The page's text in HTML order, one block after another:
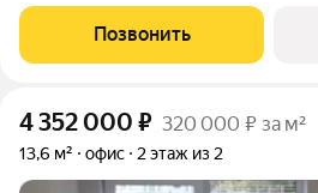
проспект. Удобный выезд на
Позвонить
4 352 000 ₽ 320 000 ₽ за м²
13,6 м² офис 2 этаж из 2